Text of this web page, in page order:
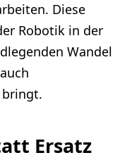
Diese
Robotik in der
Wandel
Ersatz